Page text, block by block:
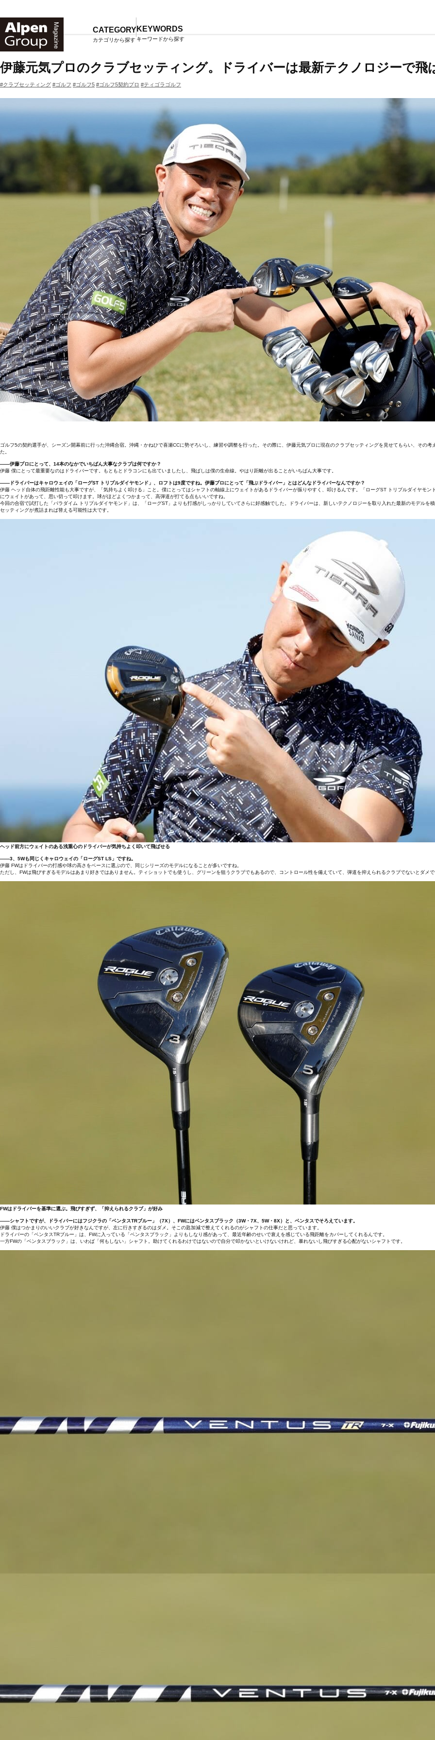
CATEGORY
カテゴリから探す
KEYWORDS
キーワードから探す
TOP マガジン一覧
伊藤元気プロのクラブセッティング。ドライバーは最新テクノロジーで飛
#クラブセッティング #ゴルフ #ゴルフ5 #ゴルフ5契約プロ #ティゴラゴルフ
ゴルフ5の契約選手が、シーズン開幕前に行った沖縄合宿。沖縄・かねひで喜瀬CCに勢ぞろいし、練習や調整を行った。その際に、伊藤元気プロに現在のクラブセッティングを見せてもらい、その考
た。
――伊藤プロにとって、14本のなかでいちばん大事なクラブは何ですか？
伊藤 僕にとって最重要なのはドライバーです。もともとドラコンにも出ていましたし、飛ばしは僕の生命線。やはり距離が出ることがいちばん大事です。
――ドライバーはキャロウェイの「ローグST トリプルダイヤモンド」、ロフトは9度ですね。伊藤プロにとって「飛ぶドライバー」とはどんなドライバーなんですか？
伊藤 ヘッド自体の飛距離性能も大事ですが、「気持ちよく叩ける」こと。僕にとってはシャフトの軸線上にウェイトがあるドライバーが振りやすく、叩けるんです。「ローグST トリプルダイヤモン
にウェイトがあって、思い切って叩けます。球がほどよくつかまって、高弾道が打てる点もいいですね。
今回の合宿で試打した「パラダイム トリプルダイヤモンド」は、「ローグST」よりも打感がしっかりしていてさらに好感触でした。ドライバーは、新しいテクノロジーを取り入れた最新のモデルを
セッティングが煮詰まれば替える可能性は大です。
ヘッド前方にウェイトのある浅重心のドライバーが気持ちよく叩いて飛ばせる
――3、5Wも同じくキャロウェイの「ローグST LS」ですね。
伊藤 FWはドライバーの打感や球の高さをベースに選ぶので、同じシリーズのモデルになることが多いですね。
ただし、FWは飛びすぎるモデルはあまり好きではありません。ティショットでも使うし、グリーンを狙うクラブでもあるので、コントロール性を備えていて、弾道を抑えられるクラブでないとダメ
FWはドライバーを基準に選ぶ。飛びすぎず、「抑えられるクラブ」が好み
――シャフトですが、ドライバーにはフジクラの「ベンタスTRブルー」（7X）、FWにはベンタスブラック（3W・7X、5W・8X）と、ベンタスでそろえています。
伊藤 僕はつかまりのいいクラブが好きなんですが、左に行きすぎるのはダメ。そこの匙加減で整えてくれるのがシャフトの仕事だと思っています。
ドライバーの「ベンタスTRブルー」は、FWに入っている「ベンタスブラック」よりもしなり感があって、最近年齢のせいで衰えを感じている飛距離をカバーしてくれるんです。
一方FWの「ベンタスブラック」は、いわば「何もしない」シャフト。助けてくれるわけではないので自分で叩かないといけないけれど、暴れないし飛びすぎる心配がないシャフトです。